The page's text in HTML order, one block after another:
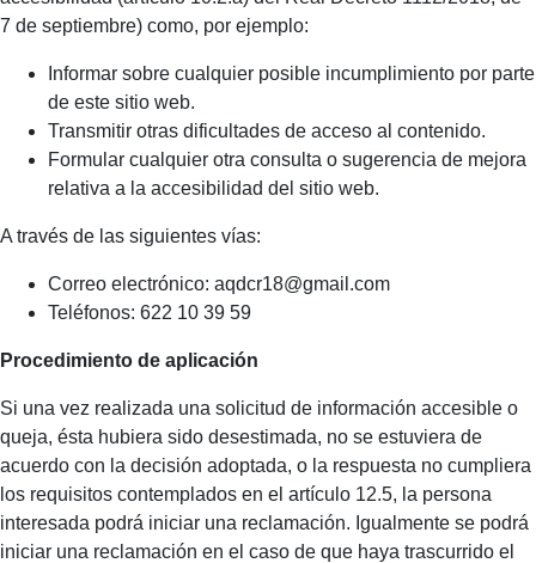
7 de septiembre) como, por ejemplo:
Informar sobre cualquier posible incumplimiento por parte
de este sitio web.
Transmitir otras dificultades de acceso al contenido.
Formular cualquier otra consulta o sugerencia de mejora
relativa a la accesibilidad del sitio web.
A través de las siguientes vías:
Correo electrónico: aqdcr18@gmail.com
Teléfonos: 622 10 39 59
Procedimiento de aplicación
Si una vez realizada una solicitud de información accesible o
queja, ésta hubiera sido desestimada, no se estuviera de
acuerdo con la decisión adoptada, o la respuesta no cumpliera
los requisitos contemplados en el artículo 12.5, la persona
interesada podrá iniciar una reclamación. Igualmente se podrá
iniciar una reclamación en el caso de que haya trascurrido el